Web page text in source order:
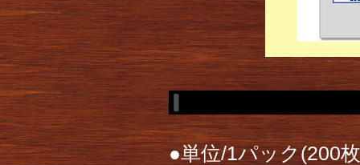
●単位/1パック(200